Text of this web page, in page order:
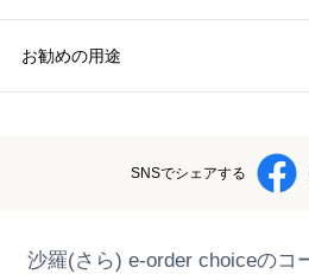
お勧めの用途
SNSでシェアする
沙羅(さら) e-order choiceのコ